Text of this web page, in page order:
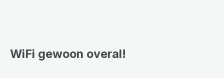
WiFi gewoon overal!